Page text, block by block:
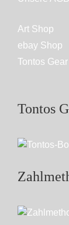
Art Shop
ebay Shop
Tontos Gear
Tontos